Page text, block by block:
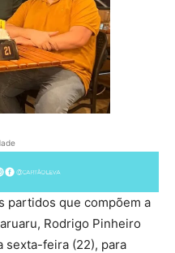
partidos que compõem a
Rodrigo Pinheiro
sexta-feira (22), para